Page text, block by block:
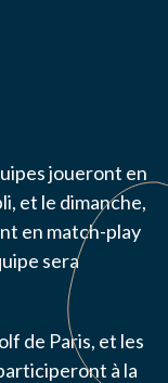
joueront en
et le dimanche,
en match-play
sera
de Paris, et les
à la